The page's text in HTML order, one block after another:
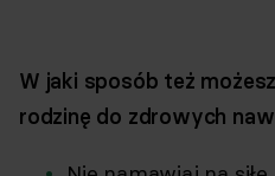
W jaki sposób też
rodzinę do zdrowych